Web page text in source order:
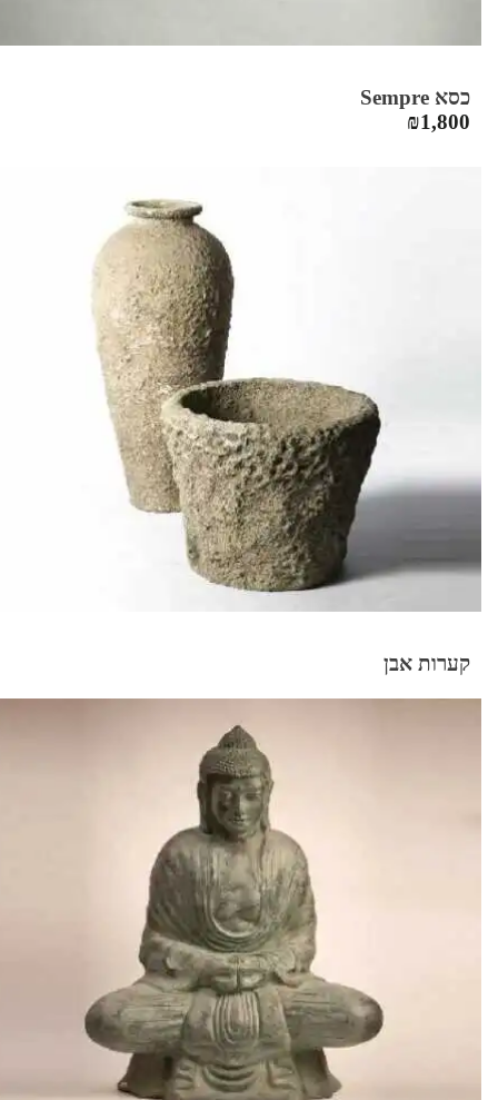
כסא Sempre
₪1,800
קערות אבן